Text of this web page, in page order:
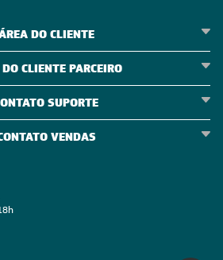
DO CLIENTE
CLIENTE PARCEIRO
SUPORTE
VENDAS